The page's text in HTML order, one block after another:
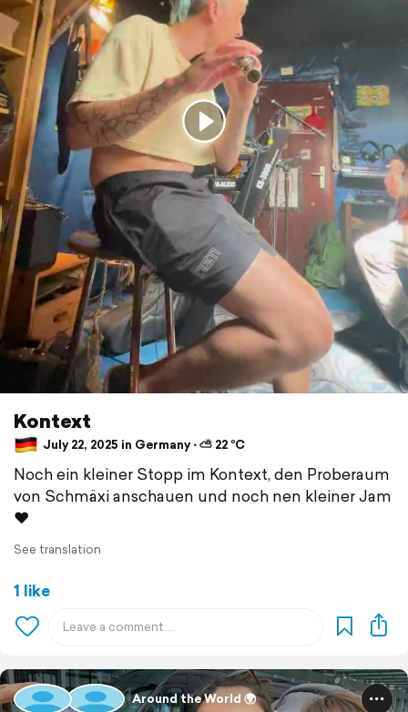
Kontext
July 22, 2025 in Germany ⋅ ⛅ 22 °C
Noch ein kleiner Stopp im Kontext, den Proberaum
von Schmäxi anschauen und noch nen kleiner Jam
♥️
See translation
1 like
Around the World 🌍